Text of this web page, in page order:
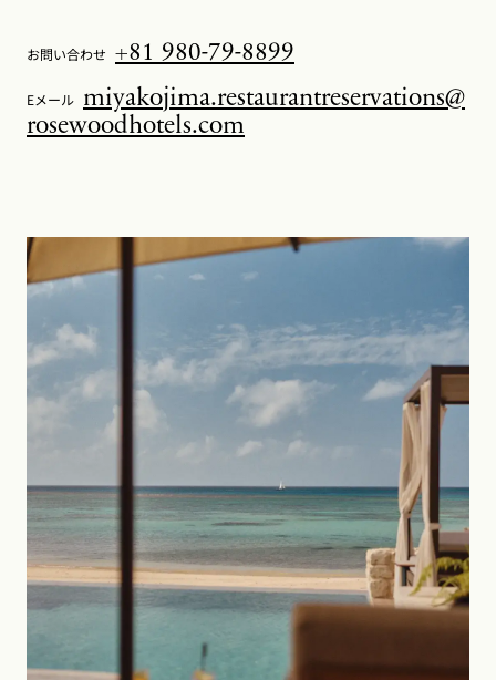
お問い合わせ +81 980-79-8899
Eメール miyakojima.restaurantreservations@
rosewoodhotels.com